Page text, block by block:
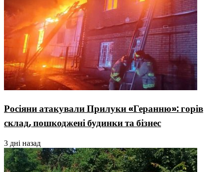
Росіяни атакували Прилуки «Геранню»: горів
склад, пошкоджені будинки та бізнес
3 дні назад